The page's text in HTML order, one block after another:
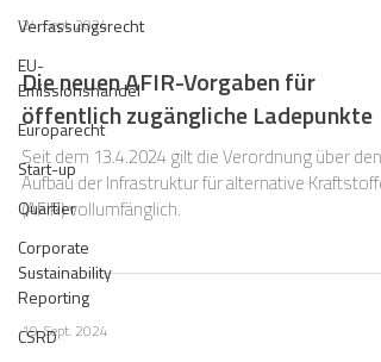
Verfassungsrecht
EU-
Emissionshandel
Europarecht
Start-up
Quartier
Corporate
Sustainability
Reporting
CSRD
24. Sept. 2024
Die neuen AFIR-Vorgaben für
öffentlich zugängliche Ladepunkte
Seit dem 13.4.2024 gilt die Verordnung über den
Aufbau der Infrastruktur für alternative Kraftstoffe
(AFIR) vollumfänglich.
19. Sept. 2024